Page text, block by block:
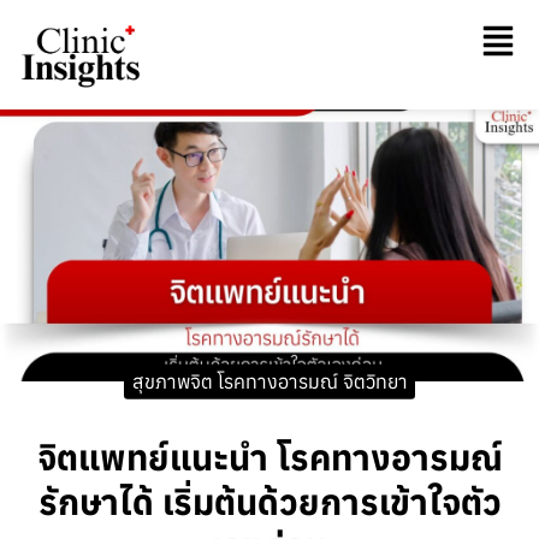
สุขภาพจิต โรคทางอารมณ์ จิตวิทยา
จิตแพทย์แนะนำ โรคทางอารมณ์
รักษาได้ เริ่มต้นด้วยการเข้าใจตัว